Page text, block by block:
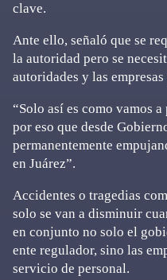
clave.
Ante ello, señaló que se
la autoridad pero se
autoridades y las
“Solo así es como vamos
por eso que desde
permanentemente
en Juárez”.
Accidentes o tragedias
solo se van a disminuir
en conjunto no solo el
ente regulador, sino las
servicio de personal.